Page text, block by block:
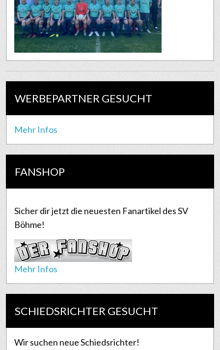
WERBEPARTNER GESUCHT
Mehr Infos
FANSHOP
Sicher dir jetzt die neuesten Fanartikel des SV
Böhme!
Mehr Infos
SCHIEDSRICHTER GESUCHT
Wir suchen neue Schiedsrichter!